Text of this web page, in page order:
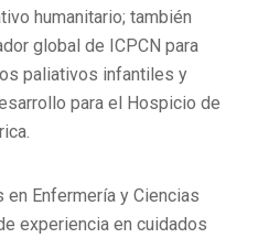
humanitario; también
global de ICPCN para
paliativos infantiles y
para el Hospicio de
Enfermería y Ciencias
experiencia en cuidados